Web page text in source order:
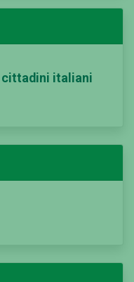
cittadini italiani